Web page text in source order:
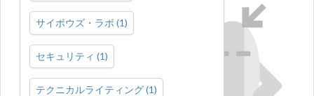
サイボウズ・ラボ (1)
セキュリティ (1)
テクニカルライティング(1)